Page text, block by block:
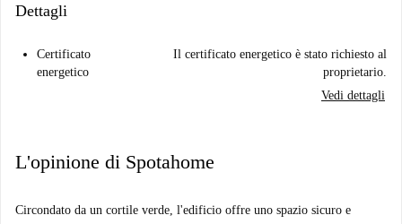
Dettagli
Certificato
energetico
Il certificato energetico è stato richiesto al
proprietario.
Vedi dettagli
L'opinione di Spotahome
Circondato da un cortile verde, l'edificio offre uno spazio sicuro e